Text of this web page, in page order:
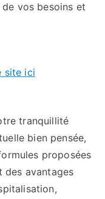
vos besoins et
site ici
tranquillité
bien pensée,
proposées
des avantages